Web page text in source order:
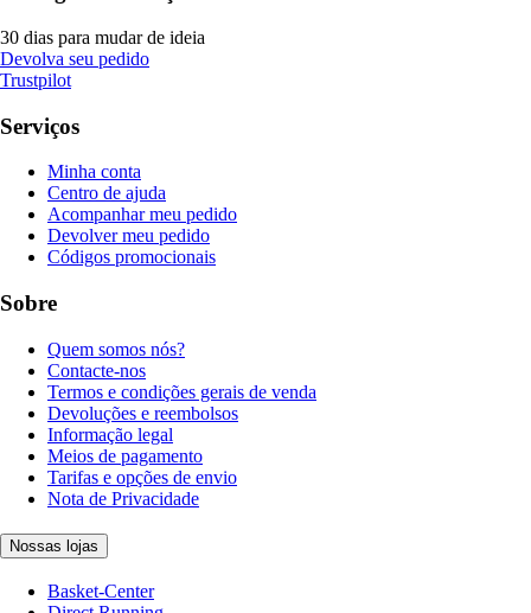
30 dias para mudar de ideia
Devolva seu pedido
Trustpilot
Serviços
Minha conta
Centro de ajuda
Acompanhar meu pedido
Devolver meu pedido
Códigos promocionais
Sobre
Quem somos nós?
Contacte-nos
Termos e condições gerais de venda
Devoluções e reembolsos
Informação legal
Meios de pagamento
Tarifas e opções de envio
Nota de Privacidade
Nossas lojas
Basket-Center